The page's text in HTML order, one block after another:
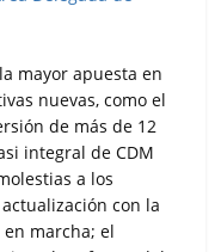
mayor apuesta en
nuevas, como el
de más de 12
integral de CDM
a los
con la
marcha; el